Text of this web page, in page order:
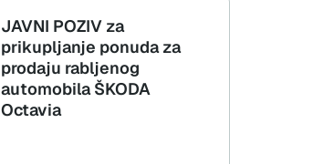
JAVNI POZIV za
prikupljanje ponuda za
prodaju rabljenog
automobila ŠKODA
Octavia